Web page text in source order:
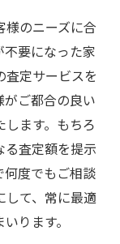
様のニーズに合
要になった家
査定サービスを
がご都合の良い
ます。もちろ
る査定額を提示
何度でもご相談
して、常に最適
ります。